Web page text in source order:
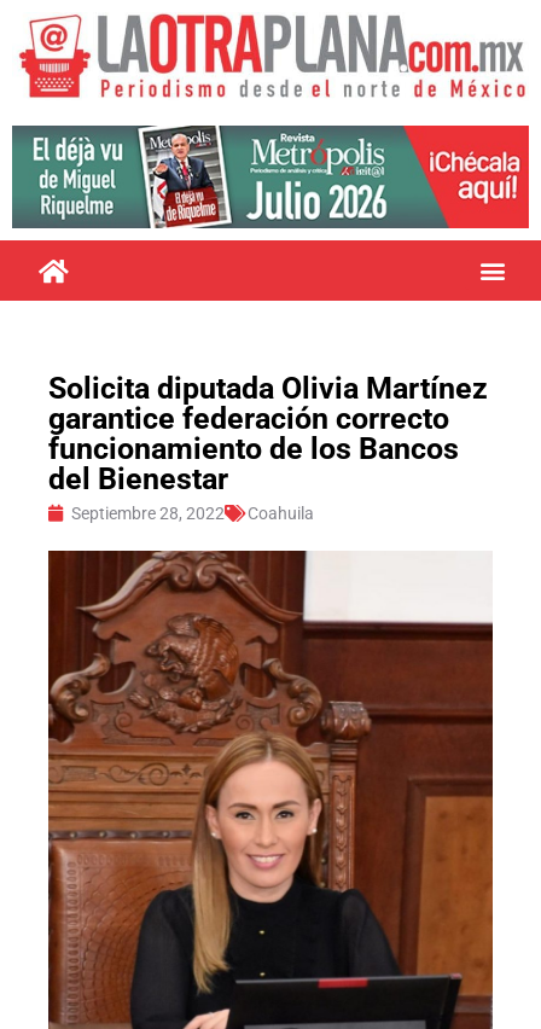
Solicita diputada Olivia Martínez
garantice federación correcto
funcionamiento de los Bancos
del Bienestar
Septiembre 28, 2022 Coahuila